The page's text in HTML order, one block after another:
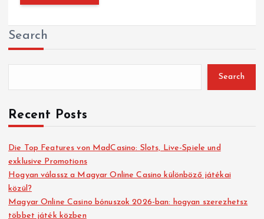
Search
Search
Recent Posts
Die Top Features von MadCasino: Slots, Live-Spiele und
exklusive Promotions
Hogyan válassz a Magyar Online Casino különböző játékai
közül?
Magyar Online Casino bónuszok 2026-ban: hogyan szerezhetsz
többet játék közben